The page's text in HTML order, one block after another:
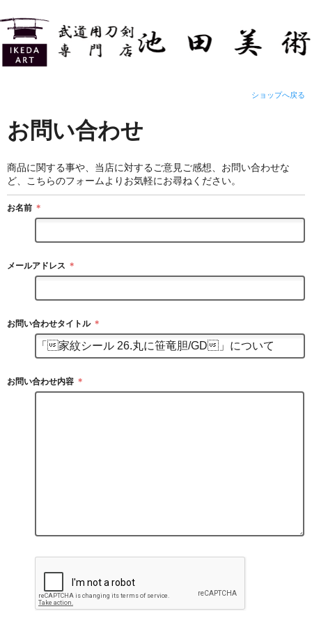
ショップへ戻る
お問い合わせ
商品に関する事や、当店に対するご意見ご感想、お問い合わせな
ど、こちらのフォームよりお気軽にお尋ねください。
お名前 ＊
メールアドレス ＊
お問い合わせタイトル ＊
お問い合わせ内容 ＊